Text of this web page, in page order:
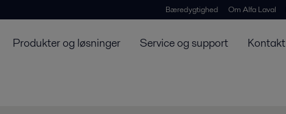
Bæredygtighed Om Alfa Laval
Produkter og løsninger Service og support Kontakt